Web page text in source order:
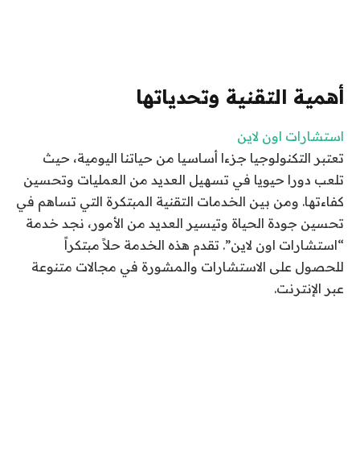
أهمية التقنية وتحدياتها
استشارات اون لاين
تعتبر التكنولوجيا جزءا أساسيا من حياتنا اليومية، حيث
تلعب دورا حيويا في تسهيل العديد من العمليات وتحسين
كفاءتها. ومن بين الخدمات التقنية المبتكرة التي تساهم في
تحسين جودة الحياة وتيسير العديد من الأمور، نجد خدمة
“استشارات اون لاين”. تقدم هذه الخدمة حلاً مبتكراً
للحصول على الاستشارات والمشورة في مجالات متنوعة
عبر الإنترنت.